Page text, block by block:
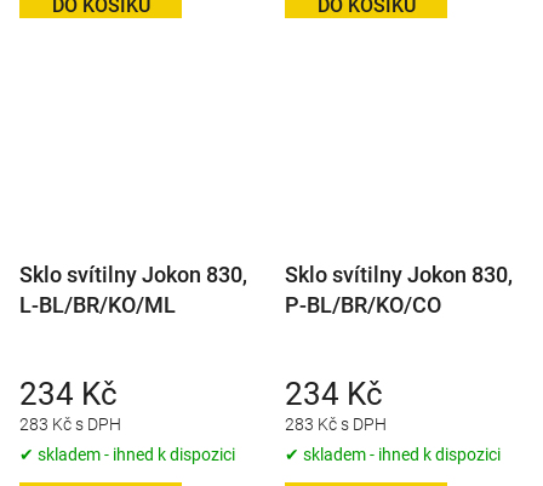
DO KOŠÍKU DO KOŠÍKU
Sklo svítilny Jokon 830,
L-BL/BR/KO/ML
283 Kč s DPH
234 Kč
✔ skladem - ihned k dispozici
Sklo svítilny Jokon 830,
P-BL/BR/KO/CO
283 Kč s DPH
234 Kč
✔ skladem - ihned k dispozici